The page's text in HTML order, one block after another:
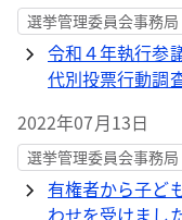
選挙管理委員会事務局
令和４年執行参
代別投票行動調
2022年07月13日
選挙管理委員会事務局
有権者から子ど
わせを受けまし